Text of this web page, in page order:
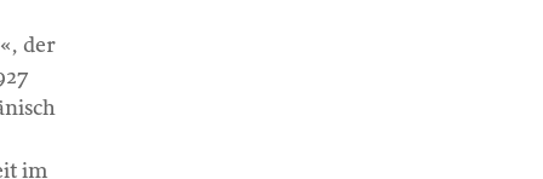
der
im